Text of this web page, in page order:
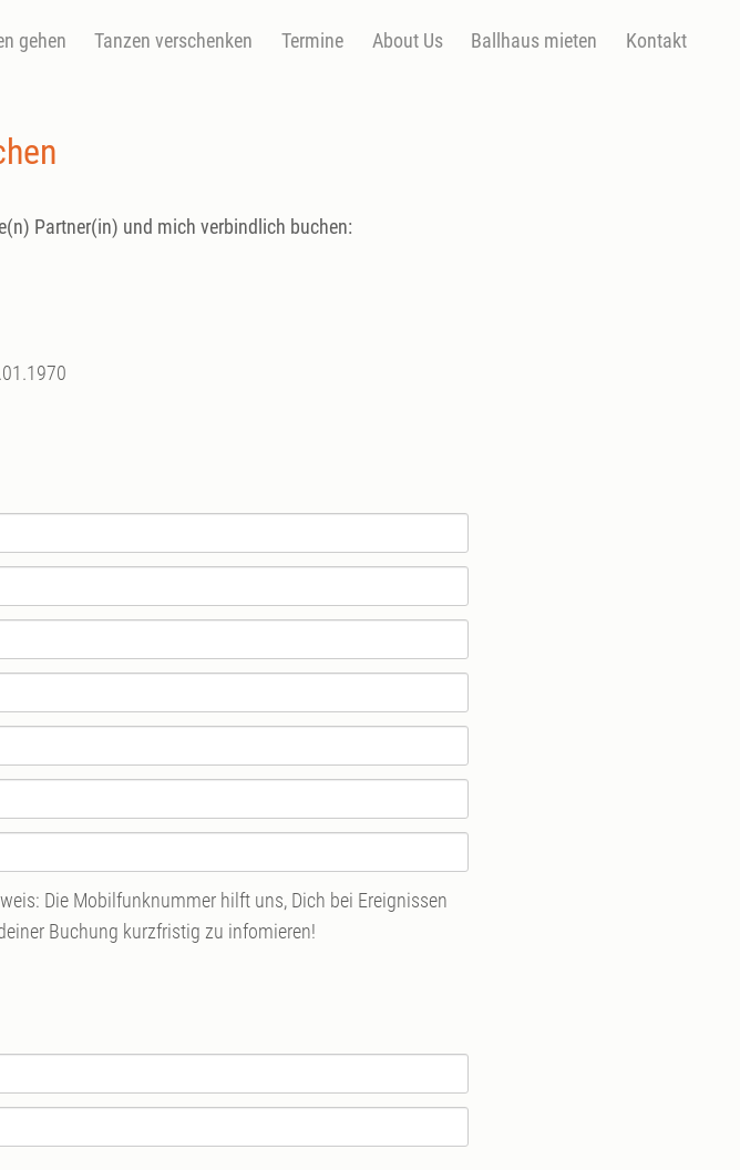
gehen Tanzen verschenken Termine About Us Ballhaus mieten Kontakt
Partner(in) und mich verbindlich buchen:
Die Mobilfunknummer hilft uns, Dich bei Ereignissen
Buchung kurzfristig zu infomieren!